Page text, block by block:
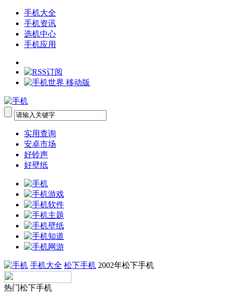
手机大全
手机资讯
选机中心
手机应用
实用查询
安卓市场
好铃声
好壁纸
手机大全 松下手机 2002年松下手机
热门松下手机